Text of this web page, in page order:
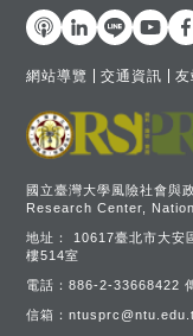
國立臺灣大學風險社會
Research Center,
地址： 10617臺北市大安
樓514室
電話：886-2-33668422
信箱：
網站導覽 交通資訊